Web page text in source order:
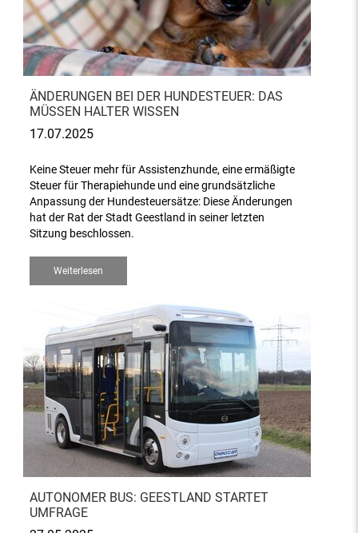
ÄNDERUNGEN BEI DER HUNDESTEUER: DAS
MÜSSEN HALTER WISSEN
17.07.2025
Keine Steuer mehr für Assistenzhunde, eine ermäßigte
Steuer für Therapiehunde und eine grundsätzliche
Anpassung der Hundesteuersätze: Diese Änderungen
hat der Rat der Stadt Geestland in seiner letzten
Sitzung beschlossen.
Weiterlesen
AUTONOMER BUS: GEESTLAND STARTET
UMFRAGE